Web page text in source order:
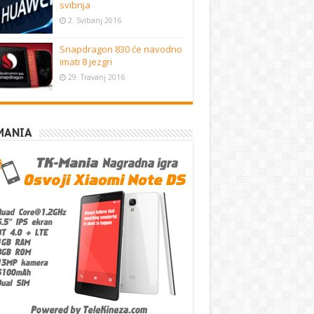
svibnja
2. Svibanj 2016
Snapdragon 830 će navodno
imati 8 jezgri
29. Travanj 2016